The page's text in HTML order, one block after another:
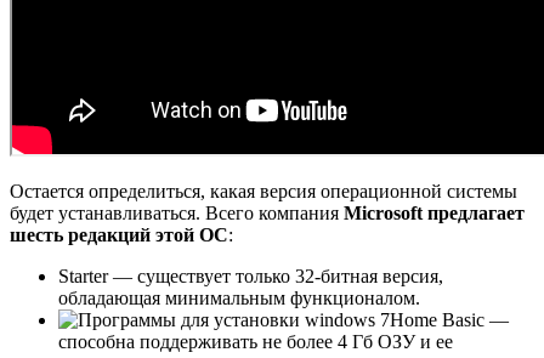
Остается определиться, какая версия операционной системы
будет устанавливаться. Всего компания Microsoft предлагает
шесть редакций этой ОС:
Starter — существует только 32-битная версия,
обладающая минимальным функционалом.
Home Basic —
способна поддерживать не более 4 Гб ОЗУ и ее